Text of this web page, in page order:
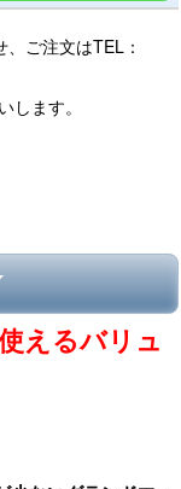
、ご注文はTEL：
します。
えるバリュ